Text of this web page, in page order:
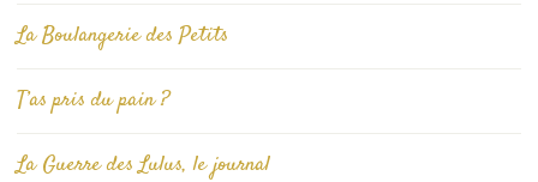
La Boulangerie des Petits
T’as pris du pain ?
La Guerre des Lulus, le journal